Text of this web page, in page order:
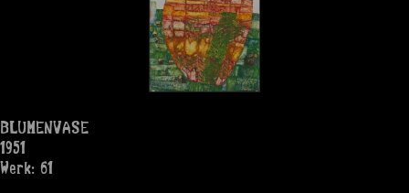
BLUMENVASE
1951
Werk: 61